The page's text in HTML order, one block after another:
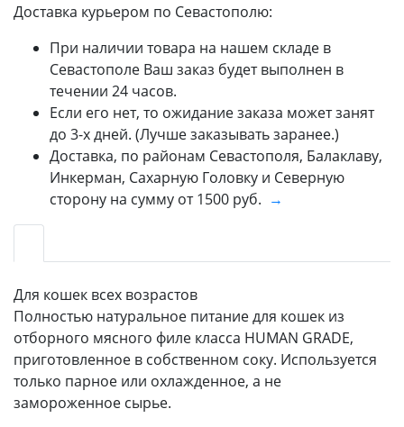
Доставка курьером по Севастополю:
При наличии товара на нашем складе в
Севастополе Ваш заказ будет выполнен в
течении 24 часов.
Если его нет, то ожидание заказа может занят
до 3-х дней. (Лучше заказывать заранее.)
Доставка, по районам Севастополя, Балаклаву,
Инкерман, Сахарную Головку и Северную
сторону на сумму от 1500 руб. →
Для кошек всех возрастов
Полностью натуральное питание для кошек из
отборного мясного филе класса HUMAN GRADE,
приготовленное в собственном соку. Используется
только парное или охлажденное, а не
замороженное сырье.